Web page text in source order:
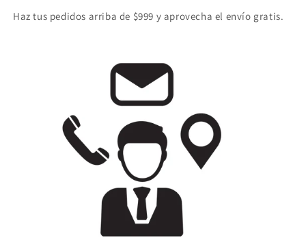
Haz tus pedidos arriba de $999 y aprovecha el envío gratis.